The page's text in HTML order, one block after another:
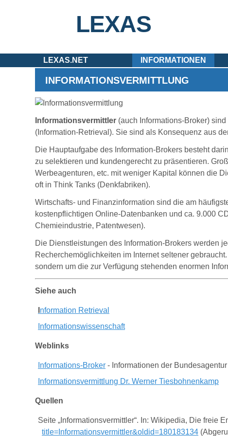
LEXAS
LEXAS.NET INFORMATIONEN
INFORMATIONSVERMITTLUNG
Informationsvermittler (auch Informations-Broker)
(Information-Retrieval). Sie sind als Konsequenz aus
Die Hauptaufgabe des Information-Brokers besteht
zu selektieren und kundengerecht zu präsentieren.
Werbeagenturen, etc. mit weniger Kapital können die
oft in Think Tanks (Denkfabriken).
Wirtschafts- und Finanzinformation sind die am
kostenpflichtigen Online-Datenbanken und ca. 9.000
Chemieindustrie, Patentwesen).
Die Dienstleistungen des Information-Brokers werden
Recherchemöglichkeiten im Internet seltener
sondern um die zur Verfügung stehenden enormen
Siehe auch
nformation Retrieval
Informationswissenschaft
Weblinks
Informations-Broker - Informationen der
Informationsvermittlung Dr. Werner Tiesbohnenkamp
Quellen
Seite „Informationsvermittler“. In: Wikipedia, Die freie
title=Informationsvermittler&oldid=180183134